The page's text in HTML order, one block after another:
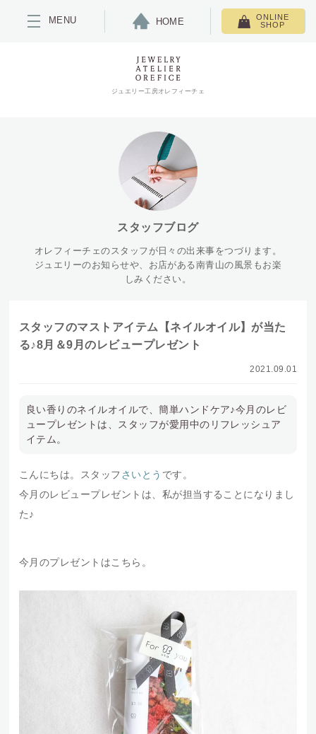
MENU HOME
ONLINE
SHOP
ジュエリー工房オレフィーチェ
スタッフブログ
オレフィーチェのスタッフが日々の出来事をつづります。
ジュエリーのお知らせや、お店がある南青山の風景もお楽
しみください。
スタッフのマストアイテム【ネイルオイル】が当た
る♪8月＆9月のレビュープレゼント
2021.09.01
良い香りのネイルオイルで、簡単ハンドケア♪今月のレビ
ュープレゼントは、スタッフが愛用中のリフレッシュア
イテム。
こんにちは。スタッフ さいとう です。
今月のレビュープレゼントは、私が担当することになりまし
た♪
今月のプレゼントはこちら。